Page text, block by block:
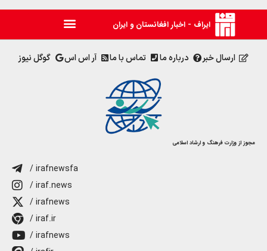
ایراف - اخبار افغانستان و ایران
ارسال خبر درباره ما تماس با ما آر اس اس گوگل نیوز
مجوز از وزارت فرهنگ و ارشاد اسلامی
/ irafnewsfa
/ iraf.news
/ irafnews
/ iraf.ir
/ irafnews